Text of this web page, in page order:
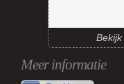
Meer informatie